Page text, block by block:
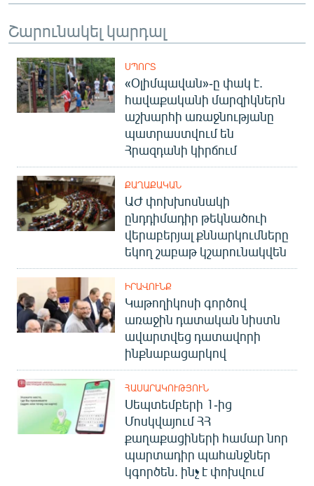
Շարունակել կարդալ
ՍՊՈՐՏ
«Օլիմպավան»-ը փակ է.
հավաքականի մարզիկներն
աշխարհի առաջնությանը
պատրաստվում են
Հրազդանի կիրճում
ՔԱՂԱՔԱԿԱՆ
ԱԺ փոխխոսնակի
ընդդիմադիր թեկնածուի
վերաբերյալ քննարկումները
եկող շաբաթ կշարունակվեն
ԻՐԱՎՈՒՆՔ
Կաթողիկոսի գործով
առաջին դատական նիստն
ավարտվեց դատավորի
ինքնաբացարկով
ՀԱՍԱՐԱԿՈՒԹՅՈՒՆ
Սեպտեմբերի 1-ից
Մոսկվայում ՀՀ
քաղաքացիների համար նոր
պարտադիր պահանջներ
կգործեն. ինչ է փոխվում